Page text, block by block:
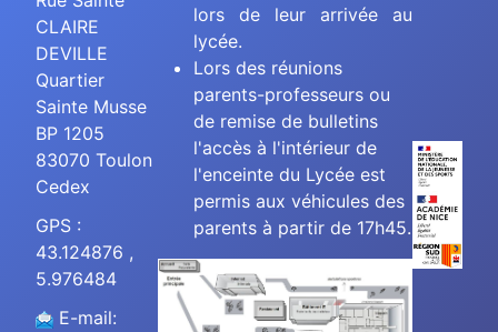
CLAIRE
DEVILLE
Quartier
Sainte Musse
BP 1205
83070 Toulon
Cedex
GPS :
43.124876 ,
5.976484
E-mail:
lors de leur arrivée au
lycée.
Lors des réunions
parents-professeurs ou
de remise de bulletins
l'accès à l'intérieur de
l'enceinte du Lycée est
permis aux véhicules des
parents à partir de 17h45.